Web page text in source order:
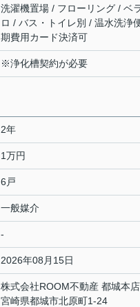
洗濯機置場 / フローリング / ベ
ロ / バス・トイレ別 / 温水洗浄
期費用カード決済可
※浄化槽契約が必要
2年
1万円
6戸
一般媒介
-
2026年08月15日
株式会社ROOM不動産 都城本店
宮崎県都城市北原町1-24